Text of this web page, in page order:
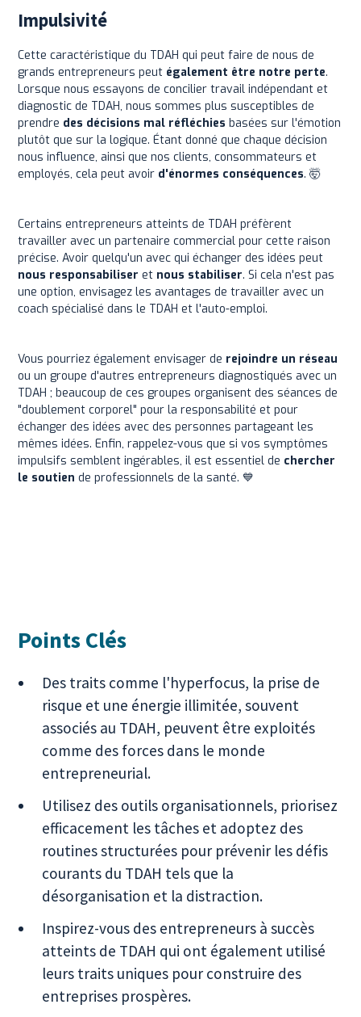
Impulsivité
Cette caractéristique du TDAH qui peut faire de nous de
grands entrepreneurs peut également être notre perte.
Lorsque nous essayons de concilier travail indépendant et
diagnostic de TDAH, nous sommes plus susceptibles de
prendre des décisions mal réfléchies basées sur l'émotion
plutôt que sur la logique. Étant donné que chaque décision
nous influence, ainsi que nos clients, consommateurs et
employés, cela peut avoir d'énormes conséquences. 🤯
Certains entrepreneurs atteints de TDAH préfèrent
travailler avec un partenaire commercial pour cette raison
précise. Avoir quelqu'un avec qui échanger des idées peut
nous responsabiliseret nous stabiliser. Si cela n'est pas
une option, envisagez les avantages de travailler avec un
coach spécialisé dans le TDAH et l'auto-emploi.
Vous pourriez également envisager de rejoindre un réseau
ou un groupe d'autres entrepreneurs diagnostiqués avec un
TDAH ; beaucoup de ces groupes organisent des séances de
"doublement corporel" pour la responsabilité et pour
échanger des idées avec des personnes partageant les
mêmes idées. Enfin, rappelez-vous que si vos symptômes
impulsifs semblent ingérables, il est essentiel de chercher
le soutien de professionnels de la santé. 💙
Points Clés
Des traits comme l'hyperfocus, la prise de
risque et une énergie illimitée, souvent
associés au TDAH, peuvent être exploités
comme des forces dans le monde
entrepreneurial.
Utilisez des outils organisationnels, priorisez
efficacement les tâches et adoptez des
routines structurées pour prévenir les défis
courants du TDAH tels que la
désorganisation et la distraction.
Inspirez-vous des entrepreneurs à succès
atteints de TDAH qui ont également utilisé
leurs traits uniques pour construire des
entreprises prospères.